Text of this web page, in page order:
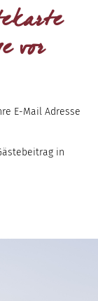
vor
E-Mail Adresse
in